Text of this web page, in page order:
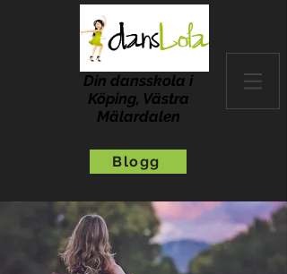
Din dansskola i
Köping, Västra
Mälardalen
Blogg